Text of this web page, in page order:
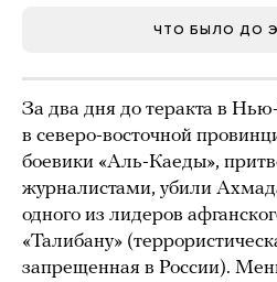
ЧТО БЫЛО ДО
За два дня до теракта в
в северо-восточной
боевики «Аль-Каеды»,
журналистами, убили
одного из лидеров
«Талибану»
запрещенная в России).